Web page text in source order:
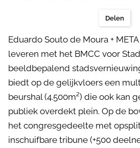
Delen
Eduardo Souto de Moura +
leveren met het BMCC voor
beeldbepalend
biedt op de gelijkvloers een
beurshal (4.500m²) die ook kan
publiek overdekt plein. Op de
het congresgedeelte met
inschuifbare tribune (+500